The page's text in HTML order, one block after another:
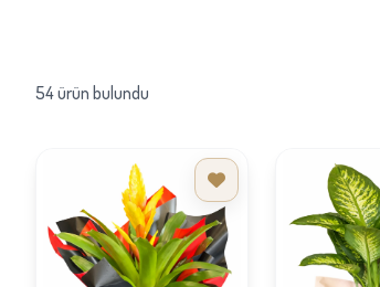
54 ürün bulundu